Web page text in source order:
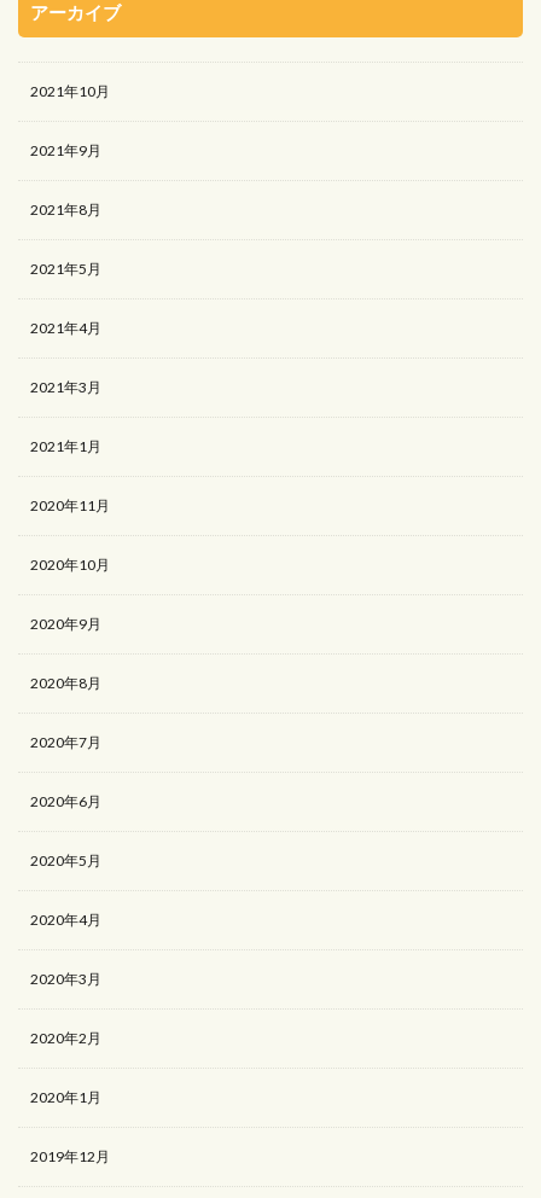
アーカイブ
2021年10月
2021年9月
2021年8月
2021年5月
2021年4月
2021年3月
2021年1月
2020年11月
2020年10月
2020年9月
2020年8月
2020年7月
2020年6月
2020年5月
2020年4月
2020年3月
2020年2月
2020年1月
2019年12月